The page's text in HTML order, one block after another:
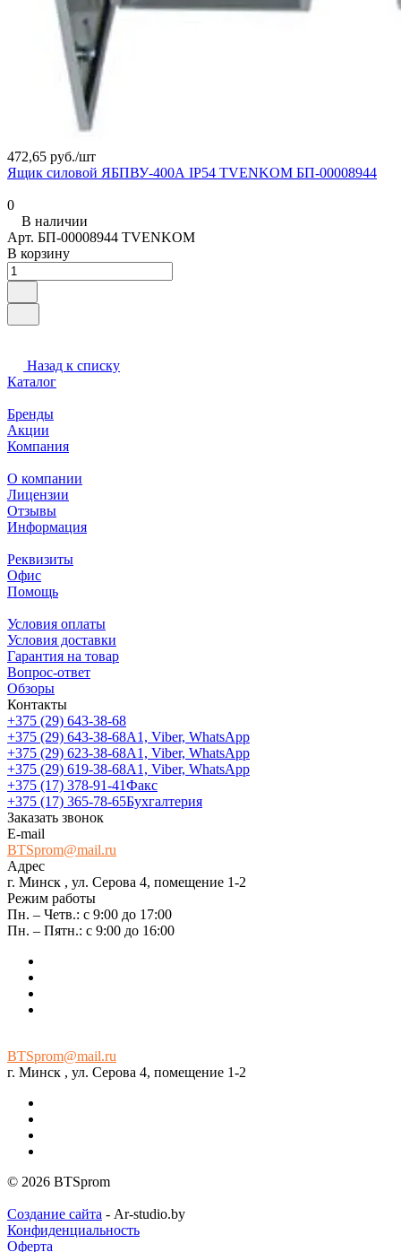
472,65 руб./шт
Ящик силовой ЯБПВУ-400А IP54 TVENKOM БП-00008944
0
В наличии
Арт. БП-00008944 TVENKOM
В корзину
Назад к списку
Каталог
Бренды
Акции
Компания
О компании
Лицензии
Отзывы
Информация
Реквизиты
Офис
Помощь
Условия оплаты
Условия доставки
Гарантия на товар
Вопрос-ответ
Обзоры
Контакты
+375 (29) 643-38-68
+375 (29) 643-38-68А1, Viber, WhatsApp
+375 (29) 623-38-68А1, Viber, WhatsApp
+375 (29) 619-38-68А1, Viber, WhatsApp
+375 (17) 378-91-41Факс
+375 (17) 365-78-65Бухгалтерия
Заказать звонок
E-mail
BTSprom@mail.ru
Адрес
г. Минск , ул. Серова 4, помещение 1-2
Режим работы
Пн. – Четв.: с 9:00 до 17:00
Пн. – Пятн.: с 9:00 до 16:00
BTSprom@mail.ru
г. Минск , ул. Серова 4, помещение 1-2
© 2026 BTSprom
Создание сайта - Ar-studio.by
Конфиденциальность
Оферта